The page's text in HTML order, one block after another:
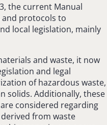
the current Manual
protocols to
local legislation, mainly
and waste, it now
and legal
of hazardous waste,
solids. Additionally, these
considered regarding
from waste